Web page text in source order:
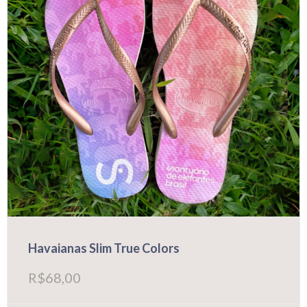
na
página
do
produto
Havaianas Slim True Colors
R$68,00